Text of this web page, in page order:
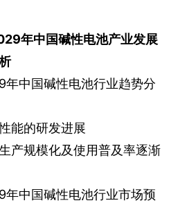
年中国碱性电池产业发展
年中国碱性电池行业趋势分
能的研发进展
产规模化及使用普及率逐渐
年中国碱性电池行业市场预